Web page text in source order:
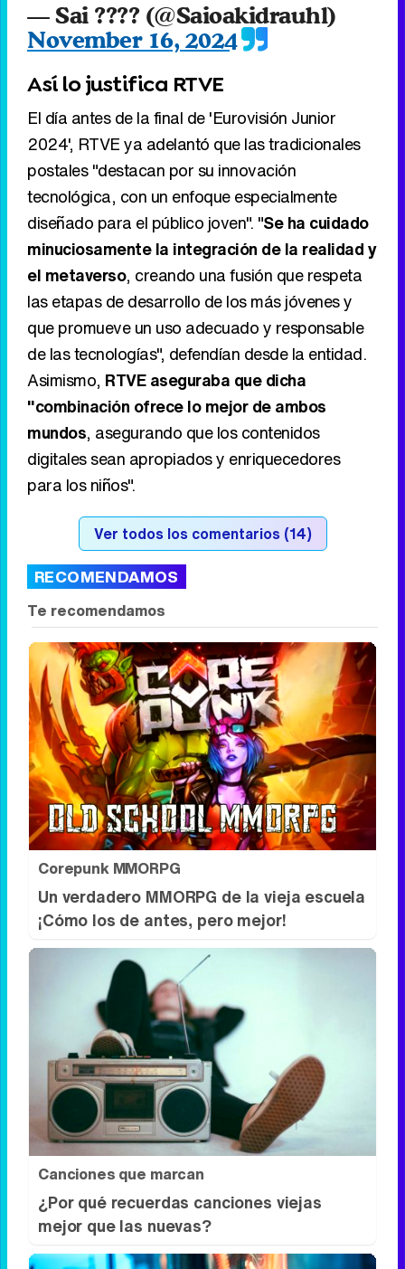
— Sai ???? (@Saioakidrauhl)
November 16, 2024
Así lo justifica RTVE
El día antes de la final de 'Eurovisión Junior
2024', RTVE ya adelantó que las tradicionales
postales "destacan por su innovación
tecnológica, con un enfoque especialmente
diseñado para el público joven". "Se ha cuidado
minuciosamente la integración de la realidad y
el metaverso, creando una fusión que respeta
las etapas de desarrollo de los más jóvenes y
que promueve un uso adecuado y responsable
de las tecnologías", defendían desde la entidad.
Asimismo, RTVE aseguraba que dicha
"combinación ofrece lo mejor de ambos
mundos, asegurando que los contenidos
digitales sean apropiados y enriquecedores
para los niños".
Ver todos los comentarios (14)
RECOMENDAMOS
Corepunk MMORPG
Un verdadero MMORPG de la vieja escuela
¡Cómo los de antes, pero mejor!
Canciones que marcan
¿Por qué recuerdas canciones viejas
mejor que las nuevas?